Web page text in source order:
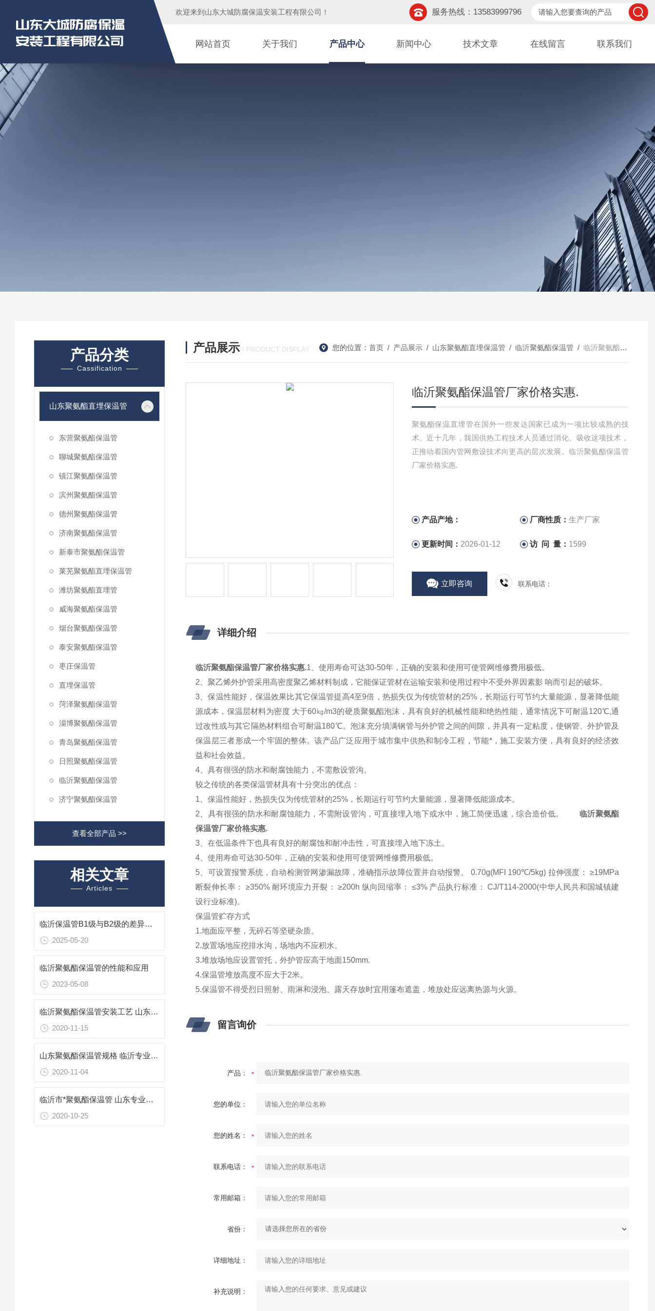
欢迎来到 山东大城防腐保温安装工程有限公司 ！ 服务热线：13583999796
网站首页 关于我们 产品中心 新闻中心 技术文章 在线留言 联系我们
产品分类
Cassification
山东聚氨酯直埋保温管
东营聚氨酯保温管
聊城聚氨酯保温管
镇江聚氨酯保温管
滨州聚氨酯保温管
德州聚氨酯保温管
济南聚氨酯保温管
新泰市聚氨酯保温管
莱芜聚氨酯直埋保温管
潍坊聚氨酯直埋管
威海聚氨酯保温管
烟台聚氨酯保温管
泰安聚氨酯保温管
枣庄保温管
直埋保温管
菏泽聚氨酯保温管
淄博聚氨酯保温管
青岛聚氨酯保温管
日照聚氨酯保温管
临沂聚氨酯保温管
济宁聚氨酯保温管
查看全部产品 >>
相关文章
Articles
临沂保温管B1级与B2级的差异解析与应用考量
2025-05-20
临沂聚氨酯保温管的性能和应用
2023-05-08
临沂聚氨酯保温管安装工艺 山东保温管生产厂家
2020-11-15
山东聚氨酯保温管规格 临沂专业防腐保温材料
2020-11-04
临沂市*聚氨酯保温管 山东专业防腐保温材料
2020-10-25
产品展示 / PRODUCT DISPLAY 您的位置： 首页/ 产品展示/ 山东聚氨酯直埋保温管 / 临沂聚氨酯保温管 / 临沂聚氨酯保温管厂家价格实惠.
临沂聚氨酯保温管厂家价格实惠.
聚氨酯保温直埋管在国外一些发达国家已成为一项比较成熟的技
术。近十几年，我国供热工程技术人员通过消化、吸收这项技术，
正推动着国内管网敷设技术向更高的层次发展。临沂聚氨酯保温管
厂家价格实惠.
产品产地： 厂商性质：生产厂家
更新时间： 2026-01-12 访 问 量： 1599
立即咨询 联系电话：
详细介绍
临沂聚氨酯保温管厂家价格实惠.1、使用寿命可达30-50年，正确的安装和使用可使管网维修费用极低。
2、聚乙烯外护管采用高密度聚乙烯材料制成，它能保证管材在运输安装和使用过程中不受外界因素影 响而引起的破坏。
3、保温性能好，保温效果比其它保温管提高4至9倍，热损失仅为传统管材的25%，长期运行可节约大量能源，显著降低能
源成本，保温层材料为密度 大于60㎏/m3的硬质聚氨酯泡沫，具有良好的机械性能和绝热性能，通常情况下可耐温120℃,通
过改性或与其它隔热材料组合可耐温180℃。泡沫充分填满钢管与外护管之间的间隙，并具有一定粘度，使钢管、外护管及
保温层三者形成一个牢固的整体。该产品广泛应用于城市集中供热和制冷工程，节能*，施工安装方便，具有良好的经济效
益和社会效益。
4、具有很强的防水和耐腐蚀能力，不需敷设管沟。
较之传统的各类保温管材具有十分突出的优点：
1、保温性能好，热损失仅为传统管材的25%，长期运行可节约大量能源，显著降低能源成本。
2、具有很强的防水和耐腐蚀能力，不需附设管沟，可直接埋入地下或水中，施工简便迅速，综合造价低。 临沂聚氨酯
保温管厂家价格实惠.
3、在低温条件下也具有良好的耐腐蚀和耐冲击性，可直接埋入地下冻土。
4、使用寿命可达30-50年，正确的安装和使用可使管网维修费用极低。
5、可设置报警系统，自动检测管网渗漏故障，准确指示故障位置并自动报警。 0.70g(MFI 190℃/5kg) 拉伸强度： ≥19MPa
断裂伸长率： ≥350% 耐环境应力开裂： ≥200h 纵向回缩率： ≤3% 产品执行标准： CJ/T114-2000(中华人民共和国城镇建
设行业标准)。
保温管贮存方式
1.地面应平整，无碎石等坚硬杂质。
2.放置场地应挖排水沟，场地内不应积水。
3.堆放场地应设置管托，外护管应高于地面150mm.
4.保温管堆放高度不应大于2米。
5.保温管不得受烈日照射、雨淋和浸泡、露天存放时宜用篷布遮盖，堆放处应远离热源与火源。
留言询价
产品：
您的单位：
您的姓名：
联系电话：
常用邮箱：
省份：
详细地址：
补充说明：